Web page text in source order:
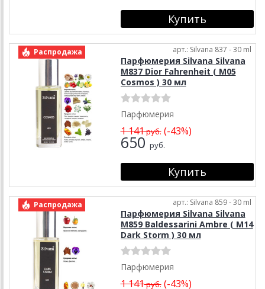
Распродажа арт.: Silvana 837 - 30 ml
Парфюмерия Silvana Silvana
M837 Dior Fahrenheit ( М05
Cosmos ) 30 мл
Парфюмерия
1 141руб.(-43%)
650 руб.
Распродажа арт.: Silvana 859 - 30 ml
Парфюмерия Silvana Silvana
M859 Baldessarini Ambre ( М14
Dark Storm ) 30 мл
Парфюмерия
1 141руб.(-43%)